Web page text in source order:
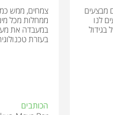
מבצעים
לנו
בגידול
צמחים, ממש
ממחלות מכל
במעבדה את
בעזרת
הכותבים